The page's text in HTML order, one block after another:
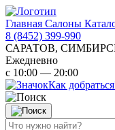
Главная Салоны
8 (8452) 399-990
САРАТОВ,
Ежедневно
с 10:00 — 20:00
Как